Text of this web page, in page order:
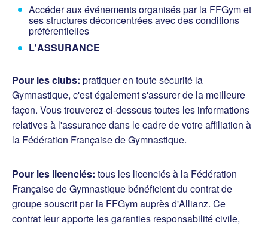
Accéder aux événements organisés par la FFGym et
ses structures déconcentrées avec des conditions
préférentielles
L'ASSURANCE
Pour les clubs: pratiquer en toute sécurité la
Gymnastique, c'est également s'assurer de la meilleure
façon. Vous trouverez ci-dessous toutes les informations
relatives à l'assurance dans le cadre de votre affiliation à
la Fédération Française de Gymnastique.
Pour les licenciés: tous les licenciés à la Fédération
Française de Gymnastique bénéficient du contrat de
groupe souscrit par la FFGym auprès d'Allianz. Ce
contrat leur apporte les garanties responsabilité civile,